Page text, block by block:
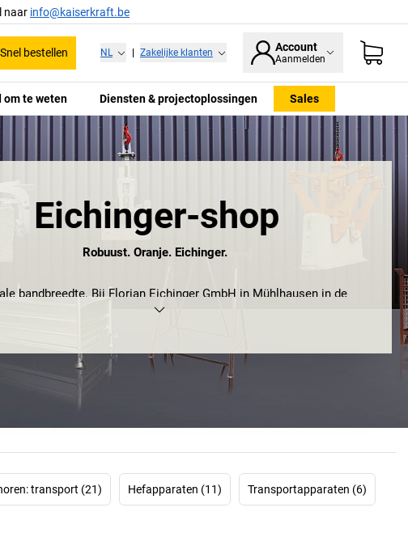
naar info@kaiserkraft.be
Snel bestellen NL Zakelijke klanten Account
Aanmelden
om te weten Diensten & projectoplossingen Sales
Eichinger-shop
Robuust. Oranje. Eichinger.
bandbreedte. Bij Florian Eichinger GmbH in Mühlhausen in de
is dat niet alleen een kwestie van woorden als het om producten
en handkarren. Altijd op de eerste plaats staat
kwaliteit. Het Eichinger-assortiment is gemaakt van robuust
allemaal getest op product- en arbeidsveiligheid.
Eichinger heeft echter veel meer te bieden dan alleen hoogwaardige
bouwapparatuur. Opgericht in 1904 in Berching in Zuid-
transport (21) Hefapparaten (11) Transportapparaten (6)